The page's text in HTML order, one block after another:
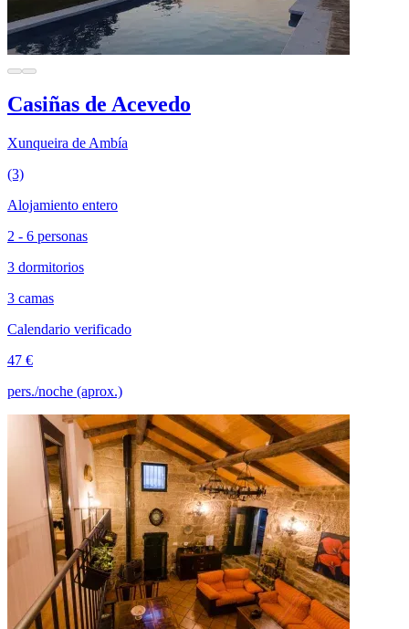
Casiñas de Acevedo
Xunqueira de Ambía
(3)
Alojamiento entero
2 - 6 personas
3 dormitorios
3 camas
Calendario verificado
47 €
pers./noche (aprox.)